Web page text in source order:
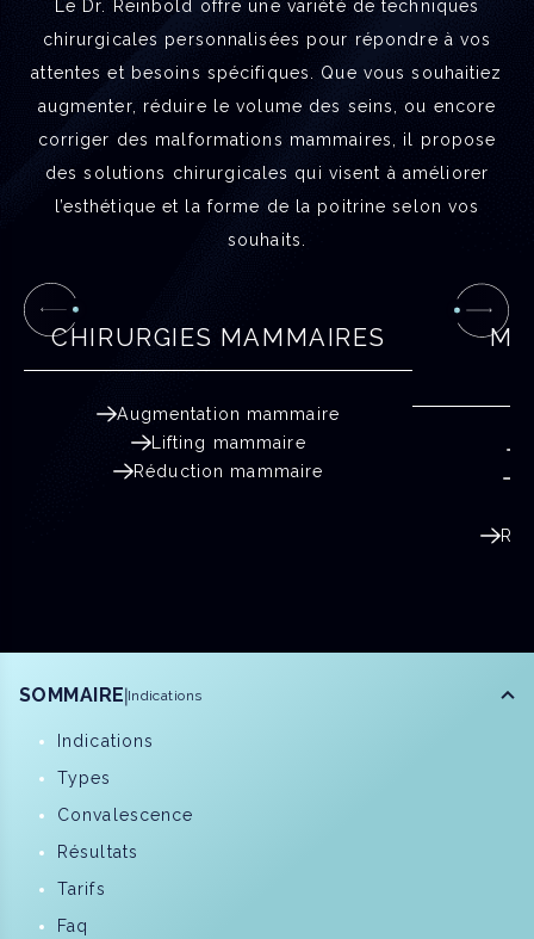
Le Dr. Reinbold offre une variété de techniques
chirurgicales personnalisées pour répondre à vos
attentes et besoins spécifiques. Que vous souhaitiez
augmenter, réduire le volume des seins, ou encore
corriger des malformations mammaires, il propose
des solutions chirurgicales qui visent à améliorer
l’esthétique et la forme de la poitrine selon vos
souhaits.
CHIRURGIES MAMMAIRES
Augmentation mammaire
Lifting mammaire
Réduction mammaire
SOMMAIRE Indications
Indications
Types
Convalescence
Résultats
Tarifs
Faq